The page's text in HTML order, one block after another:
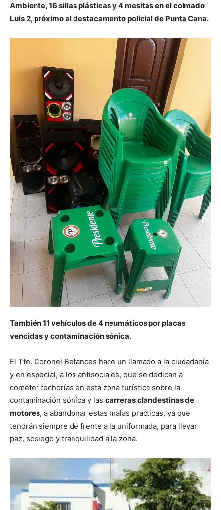
Ambiente, 16 sillas plásticas y 4 mesitas en el colmado
Luis 2, próximo al destacamento policial de Punta Cana.
También 11 vehículos de 4 neumáticos por placas
vencidas y contaminación sónica.
El Tte. Coronel Betances hace un llamado a la ciudadanía
y en especial, a los antisociales, que se dedican a
cometer fechorías en esta zona turística sobre la
contaminación sónica y las carreras clandestinas de
motores, a abandonar estas malas practicas, ya que
tendrán siempre de frente a la uniformada, para llevar
paz, sosiego y tranquilidad a la zona.